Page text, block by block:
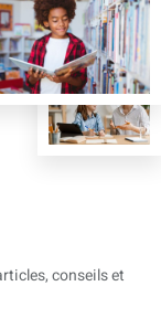
conseils et